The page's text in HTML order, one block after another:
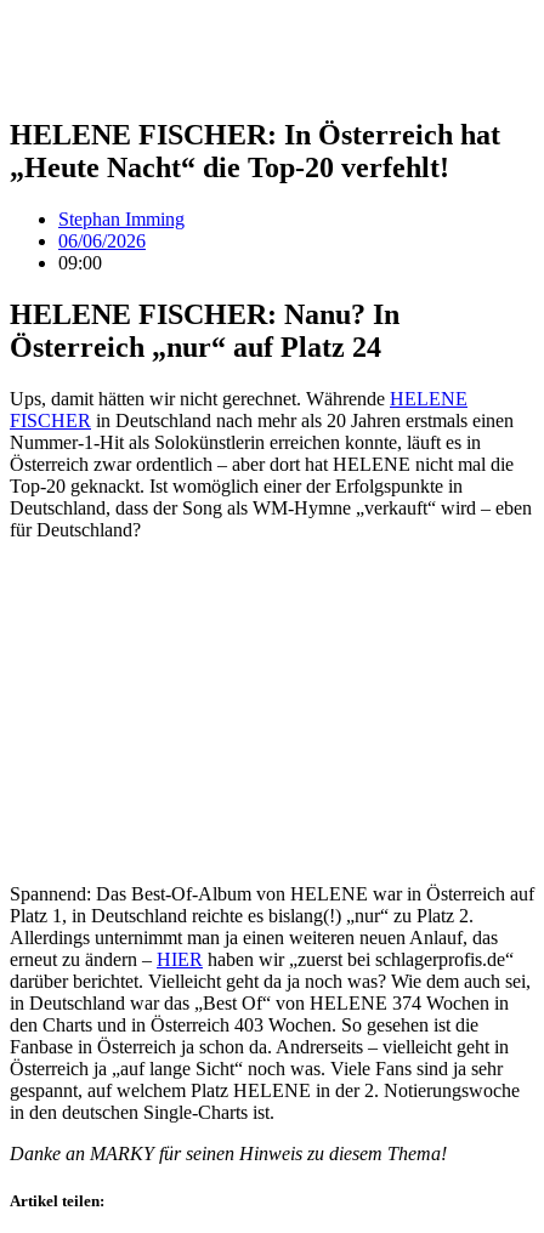
HELENE FISCHER: In Österreich hat
„Heute Nacht“ die Top-20 verfehlt!
Stephan Imming
06/06/2026
09:00
HELENE FISCHER: Nanu? In
Österreich „nur“ auf Platz 24
Ups, damit hätten wir nicht gerechnet. Währende HELENE
FISCHER in Deutschland nach mehr als 20 Jahren erstmals einen
Nummer-1-Hit als Solokünstlerin erreichen konnte, läuft es in
Österreich zwar ordentlich – aber dort hat HELENE nicht mal die
Top-20 geknackt. Ist womöglich einer der Erfolgspunkte in
Deutschland, dass der Song als WM-Hymne „verkauft“ wird – eben
für Deutschland?
Spannend: Das Best-Of-Album von HELENE war in Österreich auf
Platz 1, in Deutschland reichte es bislang(!) „nur“ zu Platz 2.
Allerdings unternimmt man ja einen weiteren neuen Anlauf, das
erneut zu ändern – HIER haben wir „zuerst bei schlagerprofis.de“
darüber berichtet. Vielleicht geht da ja noch was? Wie dem auch sei,
in Deutschland war das „Best Of“ von HELENE 374 Wochen in
den Charts und in Österreich 403 Wochen. So gesehen ist die
Fanbase in Österreich ja schon da. Andrerseits – vielleicht geht in
Österreich ja „auf lange Sicht“ noch was. Viele Fans sind ja sehr
gespannt, auf welchem Platz HELENE in der 2. Notierungswoche
in den deutschen Single-Charts ist.
Danke an MARKY für seinen Hinweis zu diesem Thema!
Artikel teilen: